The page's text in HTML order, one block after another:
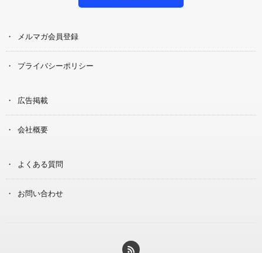
メルマガ会員登録
プライバシーポリシー
広告掲載
会社概要
よくある質問
お問い合わせ